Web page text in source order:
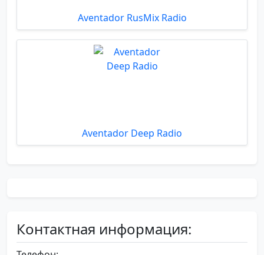
Aventador RusMix Radio
Aventador Deep Radio
Контактная информация: